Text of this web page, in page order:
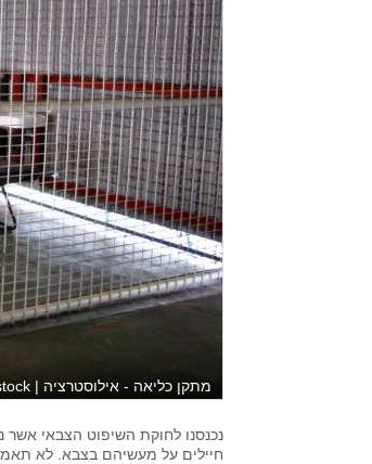
מתקן כליאה - אילוסטרציה | rgbstock
חיילים על מעשיהם בצבא. לא